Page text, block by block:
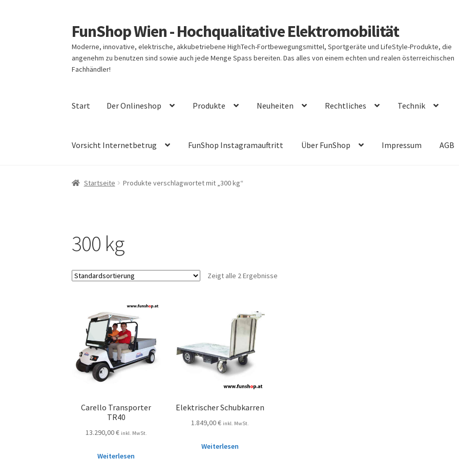
Zur
Navigation
springen
Zum
Inhalt
springen
FunShop Wien - Hochqualitative Elektromobilität
Moderne, innovative, elektrische, akkubetriebene HighTech-Fortbewegungsmittel, Sportgeräte und LifeStyle-Produkte, die
angenehm zu benutzen sind sowie auch jede Menge Spass bereiten. Das alles von einem echten und realen österreichischen
Fachhändler!
Start Der Onlineshop Produkte Neuheiten Rechtliches Technik
Vorsicht Internetbetrug FunShop Instagramauftritt Über FunShop Impressum AGB
Startseite Produkte verschlagwortet mit „300 kg“
300 kg
Zeigt alle 2 Ergebnisse
Carello Transporter
TR40
13.290,00€ inkl. MwSt.
Weiterlesen
Elektrischer Schubkarren
1.849,00€ inkl. MwSt.
Weiterlesen